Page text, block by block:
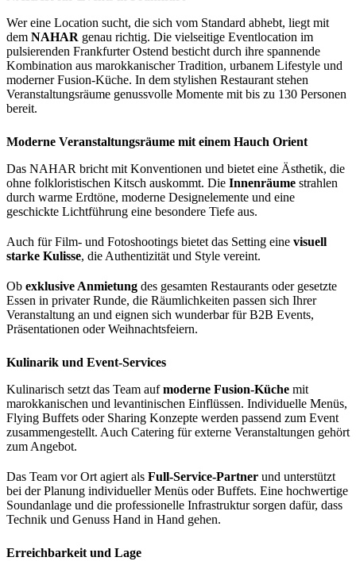
Wer eine Location sucht, die sich vom Standard abhebt, liegt mit
dem NAHAR genau richtig. Die vielseitige Eventlocation im
pulsierenden Frankfurter Ostend besticht durch ihre spannende
Kombination aus marokkanischer Tradition, urbanem Lifestyle und
moderner Fusion-Küche. In dem stylishen Restaurant stehen
Veranstaltungsräume genussvolle Momente mit bis zu 130 Personen
bereit.
Moderne Veranstaltungsräume mit einem Hauch Orient
Das NAHAR bricht mit Konventionen und bietet eine Ästhetik, die
ohne folkloristischen Kitsch auskommt. Die Innenräume strahlen
durch warme Erdtöne, moderne Designelemente und eine
geschickte Lichtführung eine besondere Tiefe aus.
Auch für Film- und Fotoshootings bietet das Setting eine visuell
starke Kulisse, die Authentizität und Style vereint.
Ob exklusive Anmietung des gesamten Restaurants oder gesetzte
Essen in privater Runde, die Räumlichkeiten passen sich Ihrer
Veranstaltung an und eignen sich wunderbar für B2B Events,
Präsentationen oder Weihnachtsfeiern.
Kulinarik und Event-Services
Kulinarisch setzt das Team aufmoderne Fusion-Küche mit
marokkanischen und levantinischen Einflüssen. Individuelle Menüs,
Flying Buffets oder Sharing Konzepte werden passend zum Event
zusammengestellt. Auch Catering für externe Veranstaltungen gehört
zum Angebot.
Das Team vor Ort agiert als Full-Service-Partner und unterstützt
bei der Planung individueller Menüs oder Buffets. Eine hochwertige
Soundanlage und die professionelle Infrastruktur sorgen dafür, dass
Technik und Genuss Hand in Hand gehen.
Erreichbarkeit und Lage